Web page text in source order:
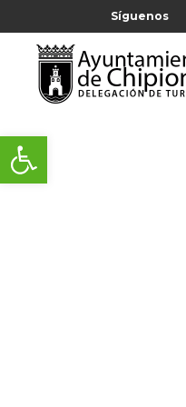
Abrir barra de herramientas
Síguenos